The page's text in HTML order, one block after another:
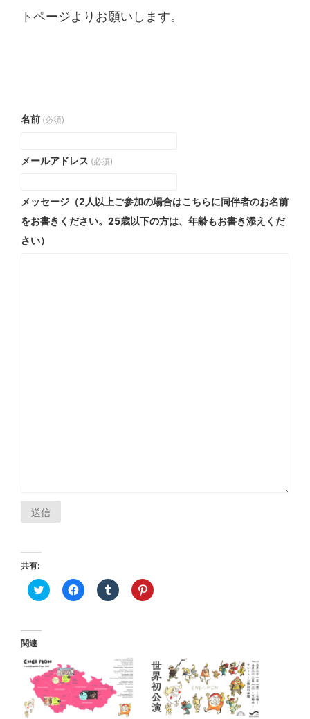
トページよりお願いします。
名前 (必須)
メールアドレス (必須)
メッセージ（2人以上ご参加の場合はこちらに同伴者のお名前
をお書きください。25歳以下の方は、年齢もお書き添えくだ
さい）
送信
共有:
ク
リ
共
有
(新
し
い
ウ
ィ
Facebook
で
リ
ッ
ク
し
て
く
ク
リ
共
有
(新
し
い
ウ
ィ
ク
リ
共
有
(新
し
い
ウ
ィ
関連